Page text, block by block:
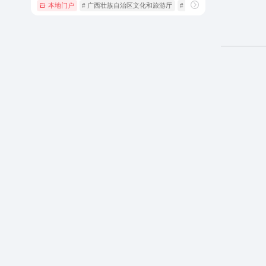
本地门户 # 广西壮族自治区文化和旅游厅 # 广西文旅